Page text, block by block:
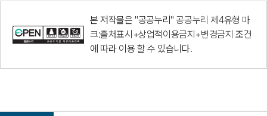
본 저작물은 "공공누리"공공누리 제4유형 마
크:출처표시+상업적이용금지+변경금지 조건
에 따라 이용 할 수 있습니다.